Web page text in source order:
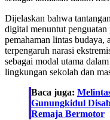
Dijelaskan bahwa
digital menuntut
pemahaman lintas budaya,
terpengaruh narasi
sebagai modal utama
lingkungan sekolah dan
Baca juga:
Gunungkidul
Remaja Bermotor